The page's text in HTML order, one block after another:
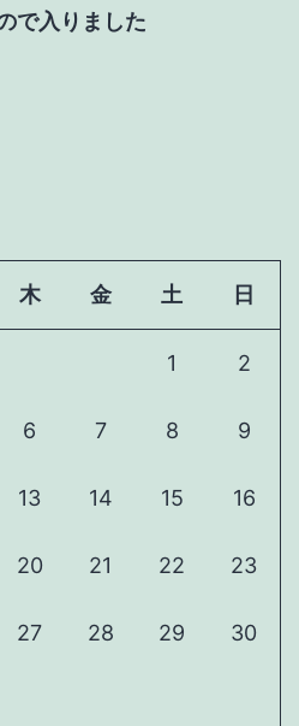
で入りました
木 金 土 日
1 2
6 7 8 9
13 14 15 16
20 21 22 23
27 28 29 30